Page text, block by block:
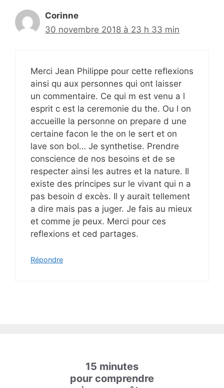
Corinne
30 novembre 2018 à 23 h 33 min
Merci Jean Philippe pour cette reflexions
ainsi qu aux personnes qui ont laisser
un commentaire. Ce qui m est venu a l
esprit c est la ceremonie du the. Ou l on
accueille la personne on prepare d une
certaine facon le the on le sert et on
lave son bol… Je synthetise. Prendre
conscience de nos besoins et de se
respecter ainsi les autres et la nature. Il
existe des principes sur le vivant qui n a
pas besoin d excès. Il y aurait tellement
a dire mais pas a juger. Je fais au mieux
et comme je peux. Merci pour ces
reflexions et ced partages.
Répondre
15 minutes
pour comprendre